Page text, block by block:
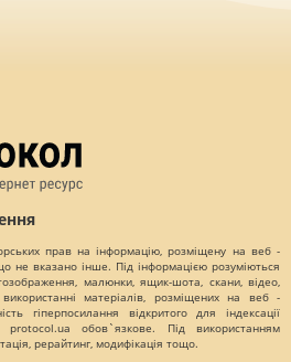
прав на інформацію, розміщену на веб -
не вказано інше. Під інформацією розуміються
малюнки, ящик-шота, скани, відео,
матеріалів, розміщених на веб -
гіперпосилання відкритого для індексації
обов`язкове. Під використанням
рерайтинг, модифікація тощо.